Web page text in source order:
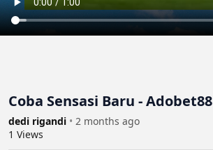
Coba Sensasi Baru - Adobet88
dedi rigandi • 2 months ago
1 Views